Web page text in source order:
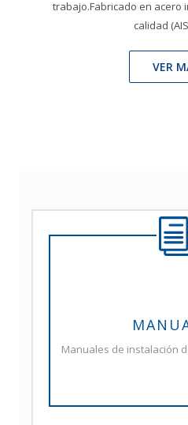
trabajo.Fabricado en acero
calidad
VER
Manuales de instalación